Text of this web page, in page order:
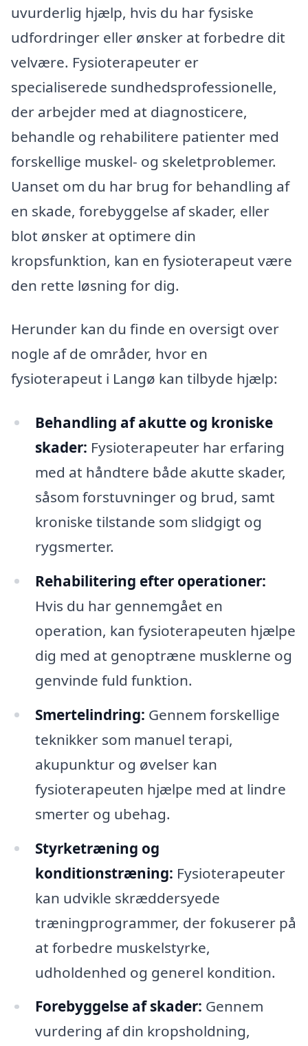
uvurderlig hjælp, hvis du har fysiske
udfordringer eller ønsker at forbedre dit
velvære. Fysioterapeuter er
specialiserede sundhedsprofessionelle,
der arbejder med at diagnosticere,
behandle og rehabilitere patienter med
forskellige muskel- og skeletproblemer.
Uanset om du har brug for behandling af
en skade, forebyggelse af skader, eller
blot ønsker at optimere din
kropsfunktion, kan en fysioterapeut være
den rette løsning for dig.
Herunder kan du finde en oversigt over
nogle af de områder, hvor en
fysioterapeut i Langø kan tilbyde hjælp:
Behandling af akutte og kroniske
skader: Fysioterapeuter har erfaring
med at håndtere både akutte skader,
såsom forstuvninger og brud, samt
kroniske tilstande som slidgigt og
rygsmerter.
Rehabilitering efter operationer:
Hvis du har gennemgået en
operation, kan fysioterapeuten hjælpe
dig med at genoptræne musklerne og
genvinde fuld funktion.
Smertelindring: Gennem forskellige
teknikker som manuel terapi,
akupunktur og øvelser kan
fysioterapeuten hjælpe med at lindre
smerter og ubehag.
Styrketræning og
konditionstræning: Fysioterapeuter
kan udvikle skræddersyede
træningprogrammer, der fokuserer på
at forbedre muskelstyrke,
udholdenhed og generel kondition.
Forebyggelse af skader: Gennem
vurdering af din kropsholdning,